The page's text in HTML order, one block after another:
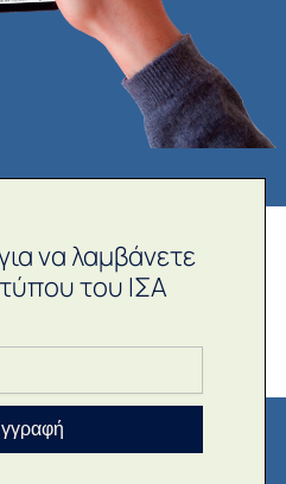
να λαμβάνετε
του ΙΣΑ